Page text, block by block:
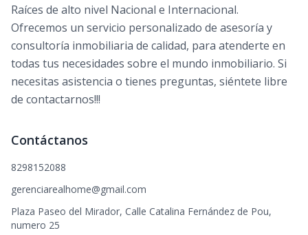
Raíces de alto nivel Nacional e Internacional.
Ofrecemos un servicio personalizado de asesoría y
consultoría inmobiliaria de calidad, para atenderte en
todas tus necesidades sobre el mundo inmobiliario. Si
necesitas asistencia o tienes preguntas, siéntete libre
de contactarnos!!!
Contáctanos
8298152088
gerenciarealhome@gmail.com
Plaza Paseo del Mirador, Calle Catalina Fernández de Pou,
numero 25